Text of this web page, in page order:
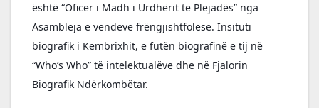
është “Oficer i Madh i Urdhërit të Plejadës” nga
Asambleja e vendeve frëngjishtfolëse. Insituti
biografik i Kembrixhit, e futën biografinë e tij në
“Who’s Who” të intelektualëve dhe në Fjalorin
Biografik Ndërkombëtar.